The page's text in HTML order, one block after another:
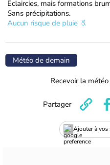
Eclaircies, mais formations
Sans précipitations.
Aucun risque de pluie
Météo de demain
Recevoir la
Ajouter à vos
Partager